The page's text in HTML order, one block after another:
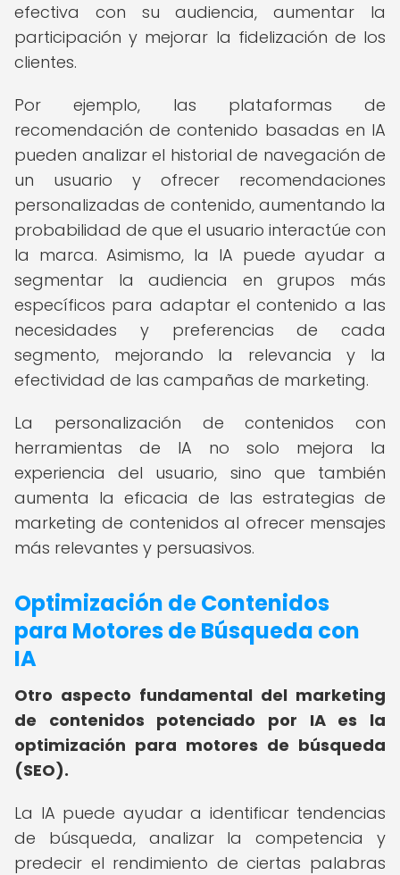
efectiva con su audiencia, aumentar la
participación y mejorar la fidelización de los
clientes.
Por ejemplo, las plataformas de
recomendación de contenido basadas en IA
pueden analizar el historial de navegación de
un usuario y ofrecer recomendaciones
personalizadas de contenido, aumentando la
probabilidad de que el usuario interactúe con
la marca. Asimismo, la IA puede ayudar a
segmentar la audiencia en grupos más
específicos para adaptar el contenido a las
necesidades y preferencias de cada
segmento, mejorando la relevancia y la
efectividad de las campañas de marketing.
La personalización de contenidos con
herramientas de IA no solo mejora la
experiencia del usuario, sino que también
aumenta la eficacia de las estrategias de
marketing de contenidos al ofrecer mensajes
más relevantes y persuasivos.
Optimización de Contenidos
para Motores de Búsqueda con
IA
Otro aspecto fundamental del marketing
de contenidos potenciado por IA es la
optimización para motores de búsqueda
(SEO).
La IA puede ayudar a identificar tendencias
de búsqueda, analizar la competencia y
predecir el rendimiento de ciertas palabras